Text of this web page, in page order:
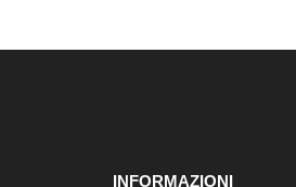
INFORMAZIONI